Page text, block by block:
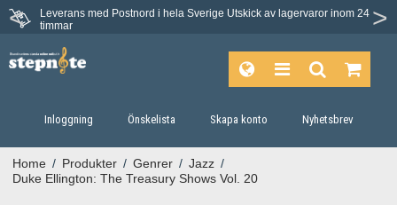
Leverans med Postnord i hela Sverige Utskick av lagervaror inom 24
timmar
Du har 30 dagars ångerrätt.
Inloggning Önskelista Skapa konto Nyhetsbrev
Home / Produkter / Genrer / Jazz /
Duke Ellington: The Treasury Shows Vol. 20